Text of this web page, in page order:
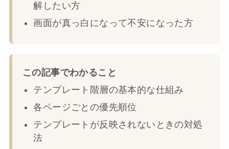
解したい方
画面が真っ白になって不安になった方
この記事でわかること
テンプレート階層の基本的な仕組み
各ページごとの優先順位
テンプレートが反映されないときの対処
法